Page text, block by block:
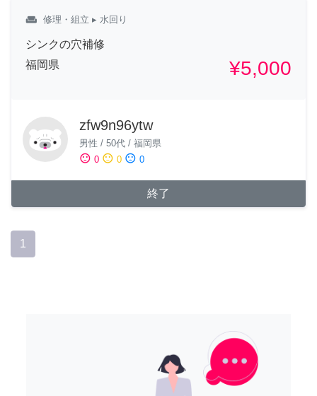
weekend 修理・組立 ▸ 水回り
シンクの穴補修
福岡県
¥5,000
zfw9n96ytw
男性 / 50代 / 福岡県
sentiment_satisfied 0 sentiment_neutral 0 sentiment_dissatisfied 0
終了
1